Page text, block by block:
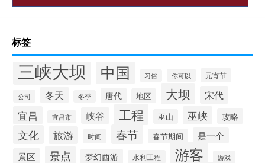
标签
三峡大坝 中国 习俗 你可以 元宵节
公司 冬天 冬季 唐代 地区 大坝 宋代
宜昌 宜昌市 峡谷 工程 巫山 巫峡 攻略
文化 旅游 时间 春节 春节期间
是一个
景区
景点 梦幻西游 水利工程 游客 游戏